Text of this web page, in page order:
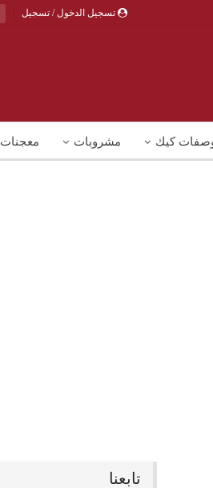
تسجيل الدخول / تسجيل
كيك مشروبات معجنات
تابعنا